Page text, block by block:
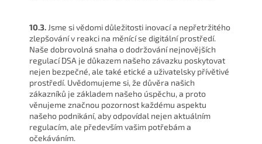
10.3. Jsme si vědomi důležitosti inovací a nepřetržitého
zlepšování v reakci na měnící se digitální prostředí.
Naše dobrovolná snaha o dodržování nejnovějších
regulací DSA je důkazem našeho závazku poskytovat
nejen bezpečné, ale také etické a uživatelsky přívětivé
prostředí. Uvědomujeme si, že důvěra našich
zákazníků je základem našeho úspěchu, a proto
věnujeme značnou pozornost každému aspektu
našeho podnikání, aby odpovídal nejen aktuálním
regulacím, ale především vašim potřebám a
očekáváním.